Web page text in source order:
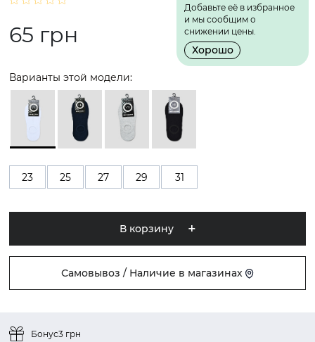
Добавьте её в избранное
и мы сообщим о
снижении цены.
Хорошо
65 грн
Варианты этой модели:
23 25 27 29 31
В корзину
Самовывоз / Наличие в магазинах
Бонус3 грн